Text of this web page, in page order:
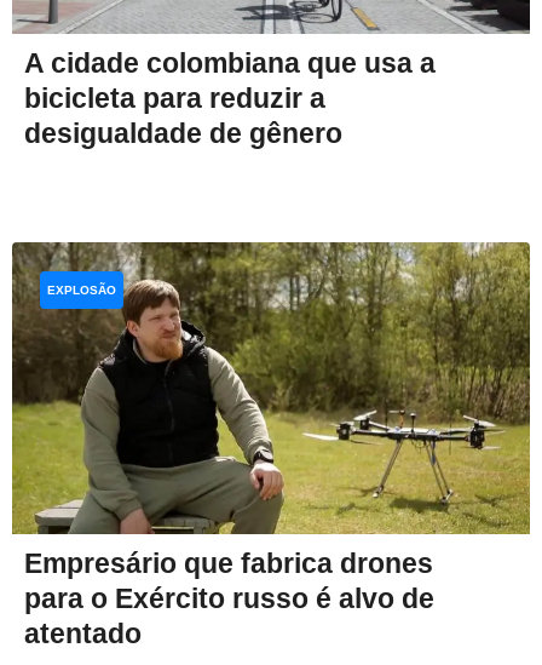
A cidade colombiana que usa a
bicicleta para reduzir a
desigualdade de gênero
Empresário que fabrica drones
para o Exército russo é alvo de
atentado
EXPLOSÃO